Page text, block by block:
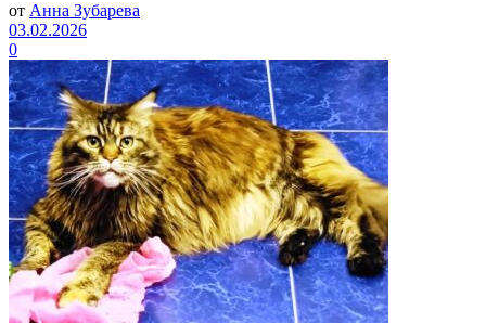
от Анна Зубарева
03.02.2026
0